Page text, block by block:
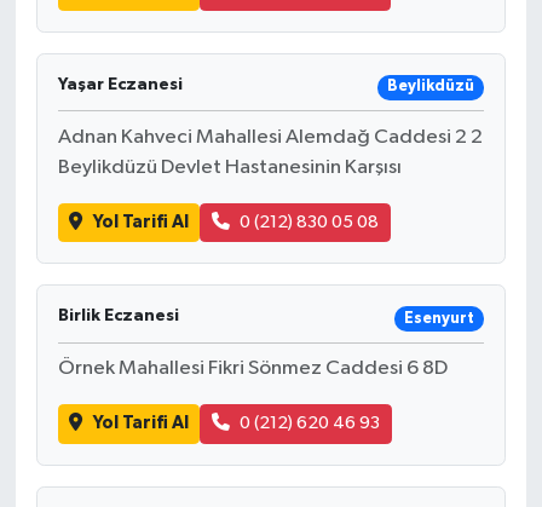
Yaşar Eczanesi Beylikdüzü
Adnan Kahveci Mahallesi Alemdağ Caddesi 2 2
Beylikdüzü Devlet Hastanesinin Karşısı
Yol Tarifi Al 0 (212) 830 05 08
Birlik Eczanesi Esenyurt
Örnek Mahallesi Fikri Sönmez Caddesi 6 8D
Yol Tarifi Al 0 (212) 620 46 93